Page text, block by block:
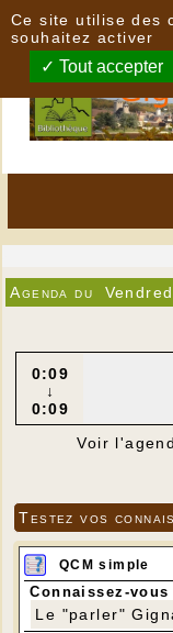
Agenda du
0:09
↓
0:09
Voir
Testez vos
QCM simple
Connaissez-
Le "parler"
Ce site utilise des
souhaitez activer
Tout accepter